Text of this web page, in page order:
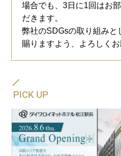
場合でも、3日に1回はお
だきます。
弊社のSDGsの取り組みと
賜りますよう、よろしくお
PICK UP